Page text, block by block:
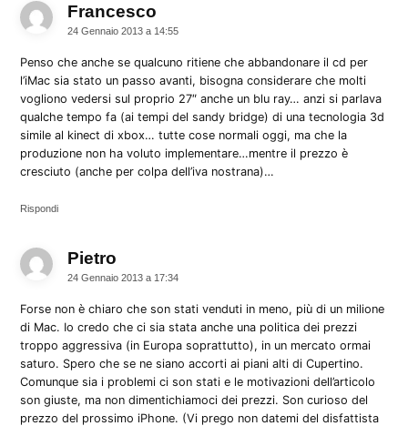
Francesco
24 Gennaio 2013 a 14:55
Penso che anche se qualcuno ritiene che abbandonare il cd per
l’iMac sia stato un passo avanti, bisogna considerare che molti
vogliono vedersi sul proprio 27″ anche un blu ray… anzi si parlava
qualche tempo fa (ai tempi del sandy bridge) di una tecnologia 3d
simile al kinect di xbox… tutte cose normali oggi, ma che la
produzione non ha voluto implementare…mentre il prezzo è
cresciuto (anche per colpa dell’iva nostrana)…
Rispondi
Pietro
24 Gennaio 2013 a 17:34
Forse non è chiaro che son stati venduti in meno, più di un milione
di Mac. Io credo che ci sia stata anche una politica dei prezzi
troppo aggressiva (in Europa soprattutto), in un mercato ormai
saturo. Spero che se ne siano accorti ai piani alti di Cupertino.
Comunque sia i problemi ci son stati e le motivazioni dell’articolo
son giuste, ma non dimentichiamoci dei prezzi. Son curioso del
prezzo del prossimo iPhone. (Vi prego non datemi del disfattista